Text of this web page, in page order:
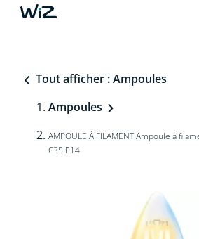
Tout afficher : Ampoules
Ampoules
AMPOULE À FILAMENT Ampoule à
C35 E14